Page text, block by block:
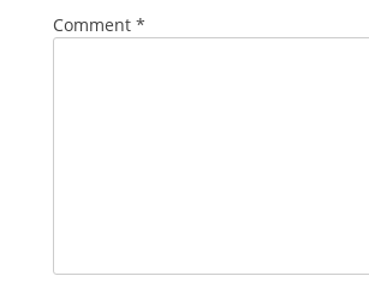
Comment *